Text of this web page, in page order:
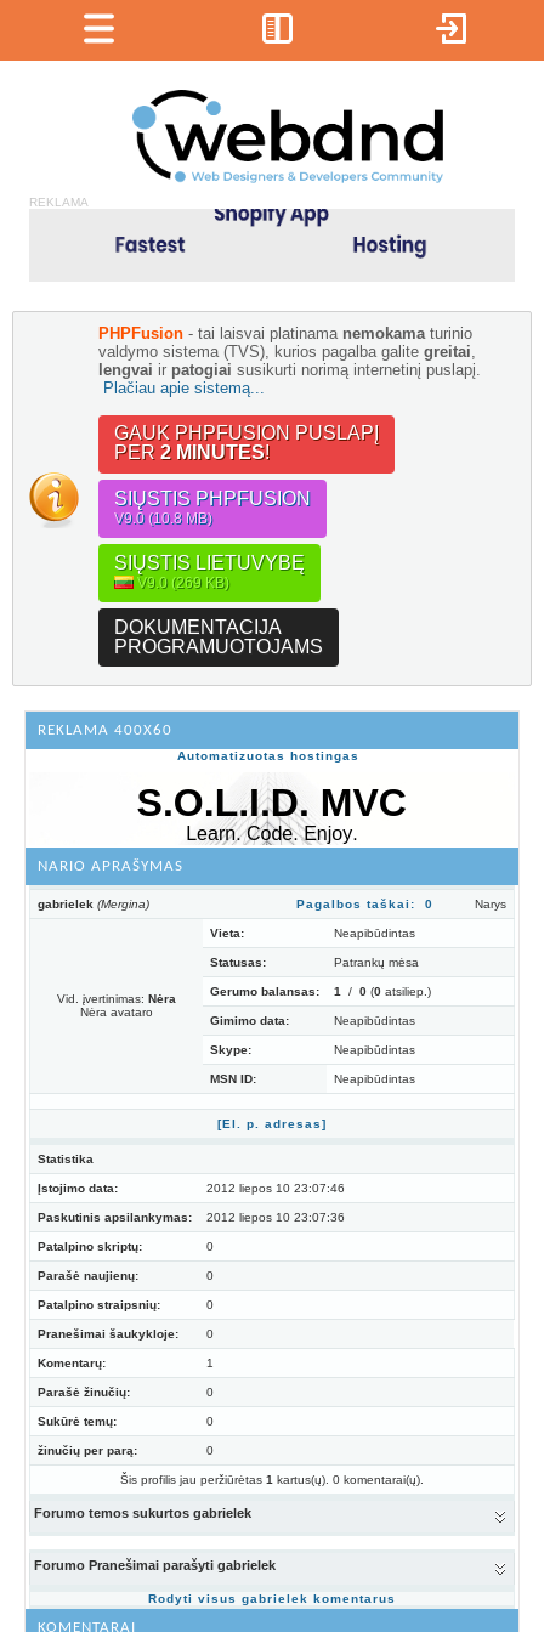
REKLAMA
PHPFusion - tai laisvai platinama nemokama turinio
valdymo sistema (TVS), kurios pagalba galite greitai
lengvai ir patogiai susikurti norimą internetinį puslapį.
Plačiau apie sistemą...
GAUK PHPFUSION PUSLAPĮ
PER 2 MINUTES!
SIŲSTIS PHPFUSION
V9.0 (10.8 MB)
SIŲSTIS LIETUVYBĘ
V9.0 (269 KB)
DOKUMENTACIJA
PROGRAMUOTOJAMS
REKLAMA 400X60
Automatizuotas hostingas
NARIO APRAŠYMAS
gabrielek (Mergina) Pagalbos taškai: 0 Narys
Vid. įvertinimas: Nėra
Nėra avataro
Vieta: Neapibūdintas
Statusas: Patrankų mėsa
Gerumo balansas: 1 / 0 (0 atsiliep.)
Gimimo data: Neapibūdintas
Skype: Neapibūdintas
MSN ID: Neapibūdintas
[El. p. adresas]
Statistika
Įstojimo data: 2012 liepos 10 23:07:46
Paskutinis apsilankymas: 2012 liepos 10 23:07:36
Patalpino skriptų: 0
Parašė naujienų: 0
Patalpino straipsnių: 0
Pranešimai šaukykloje: 0
Komentarų: 1
Parašė žinučių: 0
Sukūrė temų: 0
žinučių per parą: 0
Šis profilis jau peržiūrėtas 1 kartus(ų). 0 komentarai(ų).
Forumo temos sukurtos gabrielek
Forumo Pranešimai parašyti gabrielek
Rodyti visus gabrielek komentarus
KOMENTARAI